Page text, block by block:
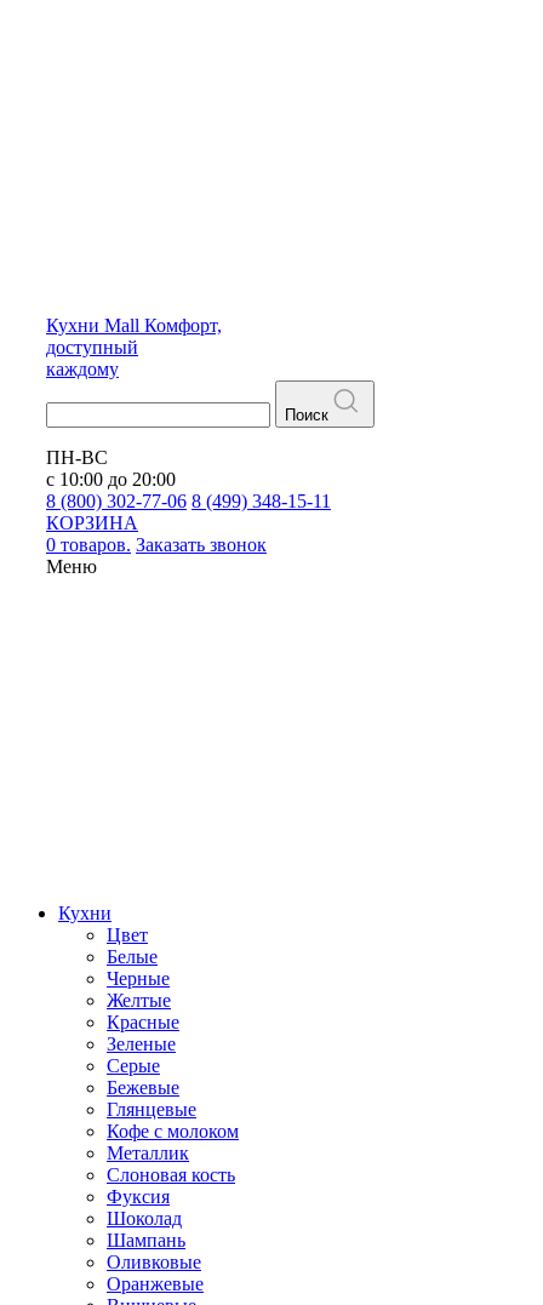
Кухни Mall Комфорт,
доступный
каждому
Поиск
ПН-ВС
с 10:00 до 20:00
8 (800) 302-77-06 8 (499) 348-15-11
КОРЗИНА
0 товаров. Заказать звонок
Меню
Кухни
Цвет
Белые
Черные
Желтые
Красные
Зеленые
Серые
Бежевые
Глянцевые
Кофе с молоком
Металлик
Слоновая кость
Фуксия
Шоколад
Шампань
Оливковые
Оранжевые